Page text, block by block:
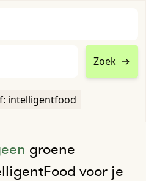
Zoek →
intelligentfood
groene
voor je